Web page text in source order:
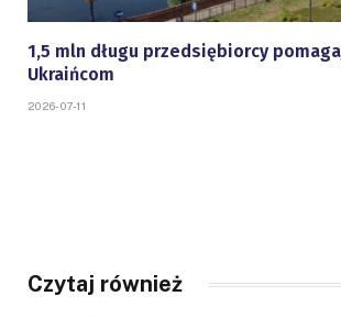
1,5 mln długu przedsiębiorcy
Ukraińcom
2026-07-11
Czytaj również